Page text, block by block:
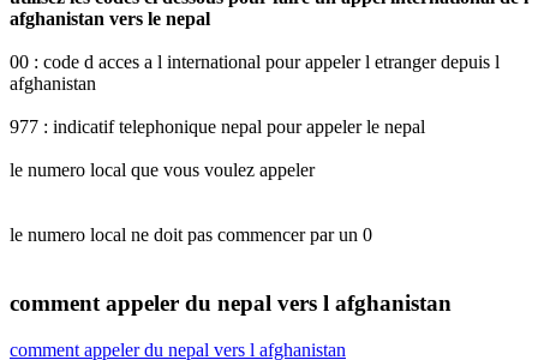
afghanistan vers le nepal
00 : code d acces a l international pour appeler l etranger depuis l
afghanistan
977 : indicatif telephonique nepal pour appeler le nepal
le numero local que vous voulez appeler
le numero local ne doit pas commencer par un 0
comment appeler du nepal vers l afghanistan
comment appeler du nepal vers l afghanistan